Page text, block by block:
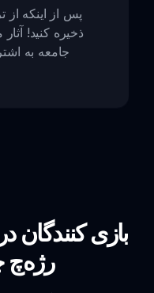
پس از اینکه
ذخیره کنید!
جامعه به
بازی کنندگان
رژه‌چ